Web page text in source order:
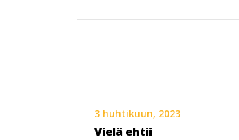
3 huhtikuun, 2023
Vielä ehtii